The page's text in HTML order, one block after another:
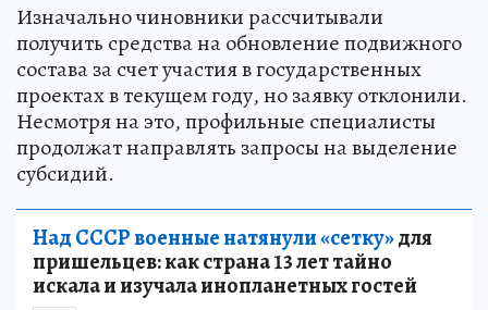
Изначально чиновники рассчитывали
получить средства на обновление подвижного
состава за счет участия в государственных
проектах в текущем году, но заявку отклонили.
Несмотря на это, профильные специалисты
продолжат направлять запросы на выделение
субсидий.
Над СССР военные натянули «сетку»для
пришельцев: как страна 13 лет тайно
искала и изучала инопланетных гостей